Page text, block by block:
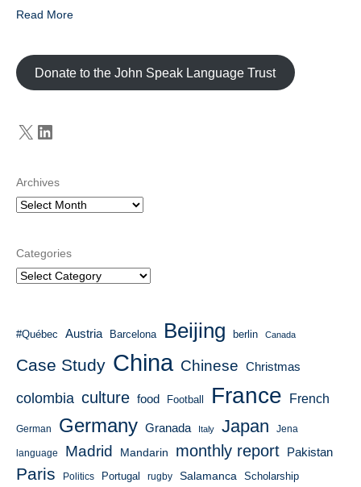
Read More
Donate to the John Speak Language Trust
X LinkedIn
Archives
Categories
#Québec Austria Barcelona Beijing berlin Canada
Case Study China Chinese Christmas
colombia culture food Football France French
German Germany Granada Italy Japan Jena
language Madrid Mandarin monthly report Pakistan
Paris Politics Portugal rugby Salamanca Scholarship